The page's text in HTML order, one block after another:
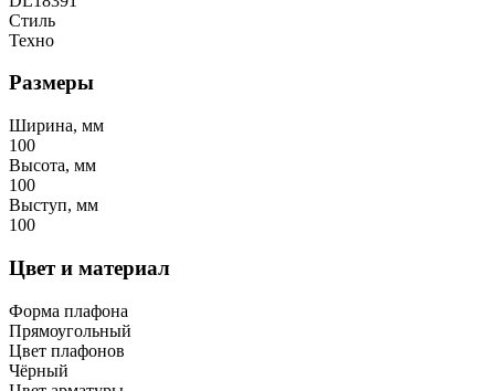
Стиль
Техно
Размеры
Ширина, мм
100
Высота, мм
100
Выступ, мм
100
Цвет и материал
Форма плафона
Прямоугольный
Цвет плафонов
Чёрный